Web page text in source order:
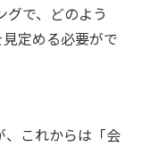
グで、どのよう
定める必要がで
これからは「会